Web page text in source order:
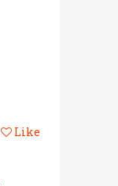
Like